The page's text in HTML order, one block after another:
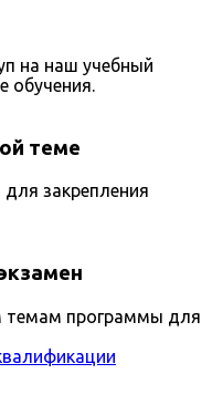
на наш учебный
обучения.
теме
закрепления
темам программы для